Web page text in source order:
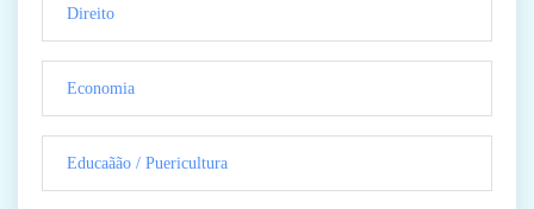
Direito
Economia
Educaãão / Puericultura